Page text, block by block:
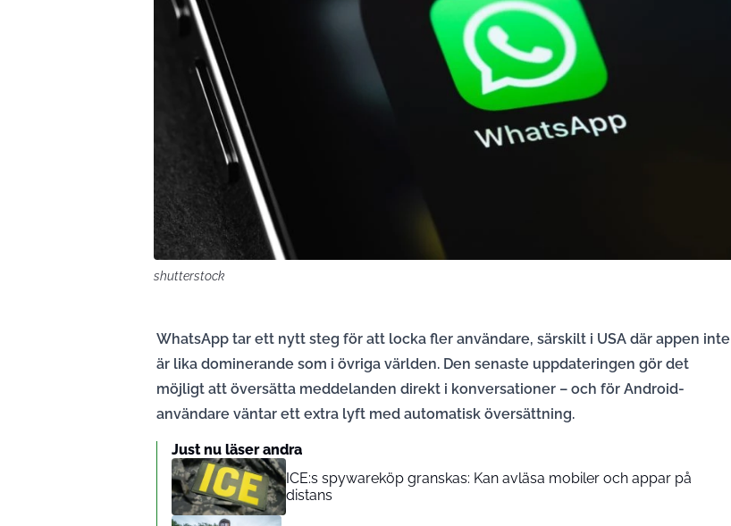
shutterstock
WhatsApp tar ett nytt steg för att locka fler användare, särskilt i USA där appen inte
är lika dominerande som i övriga världen. Den senaste uppdateringen gör det
möjligt att översätta meddelanden direkt i konversationer – och för Android-
användare väntar ett extra lyft med automatisk översättning.
Just nu läser andra
ICE:s spywareköp granskas: Kan avläsa mobiler och appar på
distans